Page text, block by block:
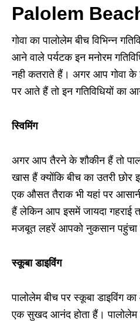
Palolem
गोवा का पालोलेम बीच विभिन्न
आने वाले पर्यटक इन मनोरम
नही कतराते हैं। अगर आप गोवा के
पर आते हैं तो इन गतिविधियों का
स्विमिंग
अगर आप तैरने के शौकीन हैं तो
खास हैं क्योंकि बीच का उतरी छोर
एक औसत तैराक भी यहां पर
हैं लेकिन आप इसमें जायदा गहराई
मजबूत लहरें आपको नुकसान पहुंचा
स्कूबा डाइविंग
पालोलेम बीच पर स्कूबा डाइविंग
एक सुखद आनंद होता हैं।